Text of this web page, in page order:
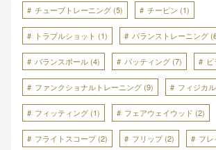
チューブトレーニング (5) チーピン (1)
トラブルショット (1) バランストレーニング
バランスボール (4) パッティング (7)
ファンクショナルトレーニング (9) フィジカ
フィッティング (1) フェアウェイウッド (2)
フライトスコープ(2) フリップ(2) フ